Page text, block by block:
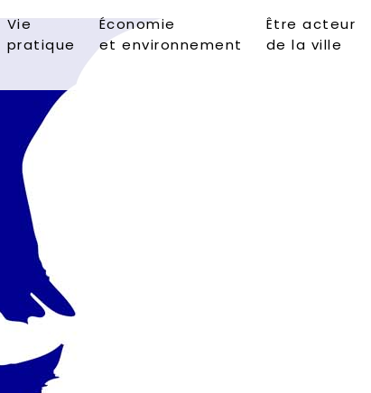
Vie
pratique
Économie
et environnement
Être acteur
de la ville